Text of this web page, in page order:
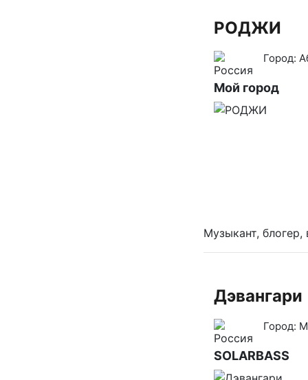
РОДЖИ
Город:
Мой город
Музыкант,
Дэвангари
Город:
SOLARBASS